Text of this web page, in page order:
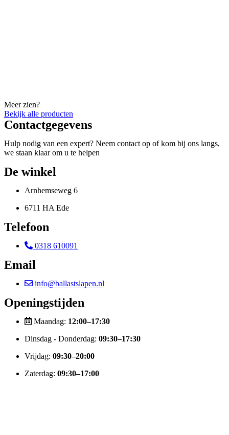
Meer zien?
Bekijk alle producten
Contactgegevens
Hulp nodig van een expert? Neem contact op of kom bij ons langs,
we staan klaar om u te helpen
De winkel
Arnhemseweg 6
6711 HA Ede
Telefoon
0318 610091
Email
info@ballastslapen.nl
Openingstijden
Maandag: 12:00–17:30
Dinsdag - Donderdag: 09:30–17:30
Vrijdag: 09:30–20:00
Zaterdag: 09:30–17:00